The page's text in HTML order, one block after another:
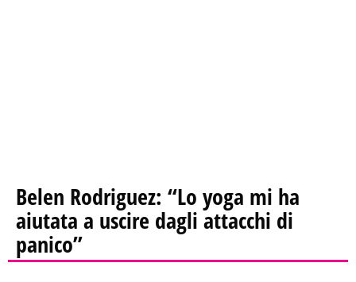
Belen Rodriguez: “Lo yoga mi ha
aiutata a uscire dagli attacchi di
panico”